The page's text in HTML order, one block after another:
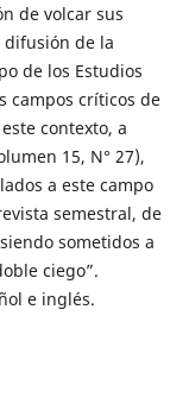
de volcar sus
difusión de la
de los Estudios
campos críticos de
contexto, a
15, N° 27),
a este campo
semestral, de
sometidos a
ciego”.
e inglés.